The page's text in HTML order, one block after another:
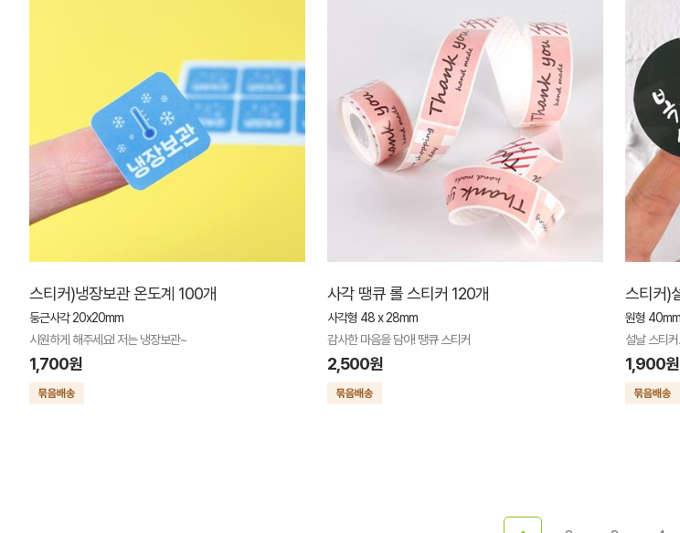
스티커)냉장보관 온도계 100개
둥근사각 20x20mm
시원하게 해주세요! 저는 냉장보관~
1,700원
사각 땡큐 롤 스티커 120개
사각형 48 x 28mm
감사한 마음을 담아! 땡큐 스티커
2,500원
스티커)
원형 40mm
설날 스티
1,900원